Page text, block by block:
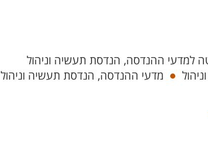
למדעי ההנדסה, הנדסת תעשיה וניהול
מדעי ההנדסה, הנדסת תעשיה וניהול